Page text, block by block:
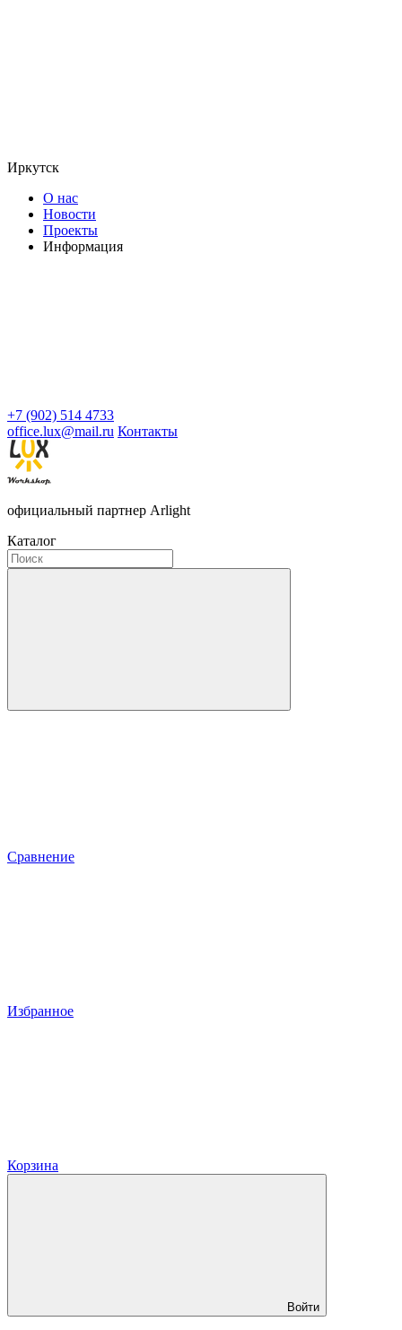
Иркутск
О нас
Новости
Проекты
Информация
+7 (902) 514 4733
office.lux@mail.ru Контакты
официальный партнер Arlight
Каталог
Сравнение
Избранное
Корзина
Войти